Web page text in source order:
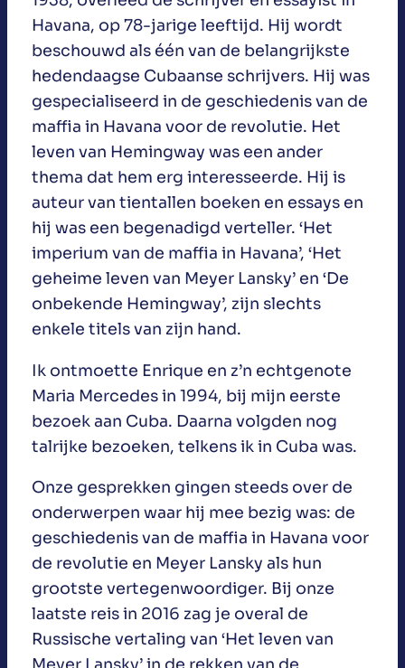
Havana, op 78-jarige leeftijd. Hij wordt
beschouwd als één van de belangrijkste
hedendaagse Cubaanse schrijvers. Hij was
gespecialiseerd in de geschiedenis van de
maffia in Havana voor de revolutie. Het
leven van Hemingway was een ander
thema dat hem erg interesseerde. Hij is
auteur van tientallen boeken en essays en
hij was een begenadigd verteller. ‘Het
imperium van de maffia in Havana’, ‘Het
geheime leven van Meyer Lansky’ en ‘De
onbekende Hemingway’, zijn slechts
enkele titels van zijn hand.
Ik ontmoette Enrique en z’n echtgenote
Maria Mercedes in 1994, bij mijn eerste
bezoek aan Cuba. Daarna volgden nog
talrijke bezoeken, telkens ik in Cuba was.
Onze gesprekken gingen steeds over de
onderwerpen waar hij mee bezig was: de
geschiedenis van de maffia in Havana voor
de revolutie en Meyer Lansky als hun
grootste vertegenwoordiger. Bij onze
laatste reis in 2016 zag je overal de
Russische vertaling van ‘Het leven van